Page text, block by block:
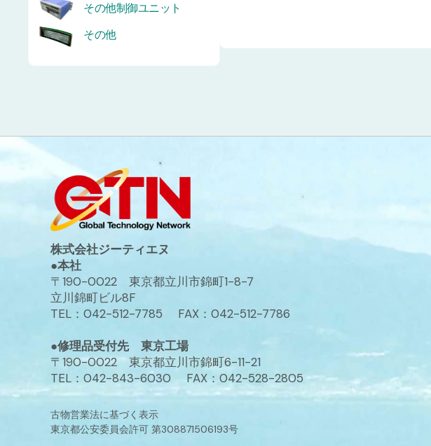
その他制御ユニット
その他
株式会社ジーティエヌ
●本社
〒190-0022 東京都立川市錦町1-8-7
立川錦町ビル8F
TEL：042-512-7785 FAX：042-512-7786
●修理品受付先 東京工場
〒190-0022 東京都立川市錦町6-11-21
TEL：042-843-6030 FAX：042-528-2805
古物営業法に基づく表示
東京都公安委員会許可 第308871506193号